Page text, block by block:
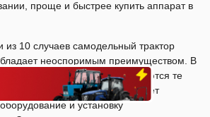
проще и быстрее купить аппарат в
из 10 случаев самодельный трактор
неоспоримым преимуществом. В
и сборки в машину закладываются те
необходимы мастеру, он может
и установку